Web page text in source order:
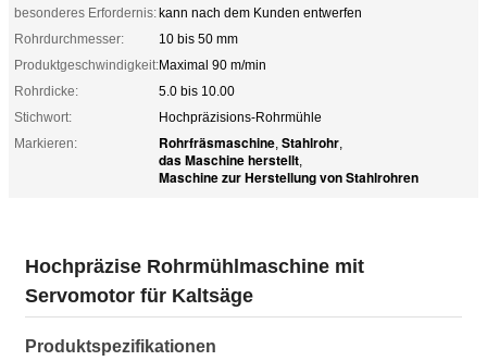
besonderes Erfordernis:kann nach dem Kunden entwerfen
Rohrdurchmesser:
10 bis 50 mm
Produktgeschwindigkeit:Maximal 90 m/min
Rohrdicke:
5.0 bis 10.00
Stichwort:
Hochpräzisions-Rohrmühle
Markieren:
Rohrfräsmaschine, Stahlrohr,
das Maschine herstellt,
Maschine zur Herstellung von Stahlrohren
Hochpräzise Rohrmühlmaschine mit
Servomotor für Kaltsäge
Produktspezifikationen